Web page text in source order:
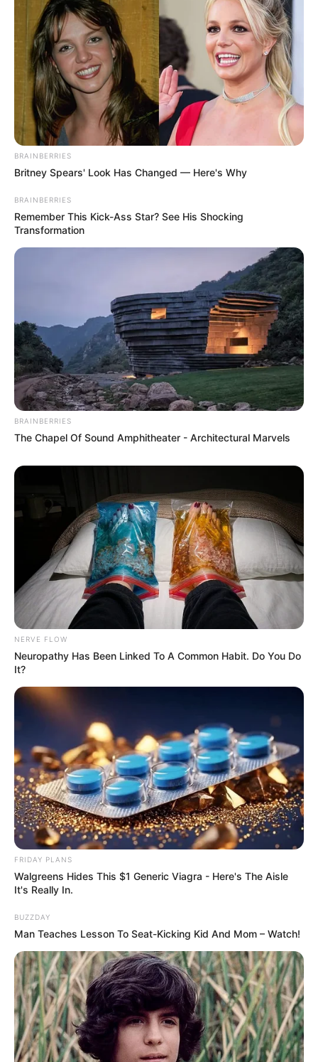
BRAINBERRIES
Britney Spears' Look Has Changed — Here's Why
BRAINBERRIES
Remember This Kick-Ass Star? See His Shocking
Transformation
BRAINBERRIES
The Chapel Of Sound Amphitheater - Architectural Marvels
NERVE FLOW
Neuropathy Has Been Linked To A Common Habit. Do You Do
It?
FRIDAY PLANS
Walgreens Hides This $1 Generic Viagra - Here's The Aisle
It's Really In.
BUZZDAY
Man Teaches Lesson To Seat-Kicking Kid And Mom – Watch!